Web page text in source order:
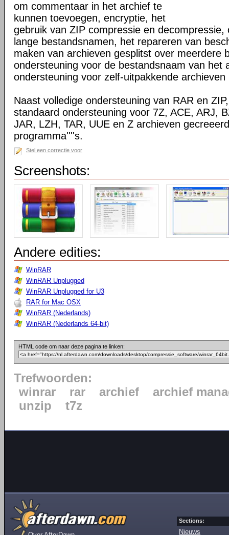
om commentaar in het archief te
kunnen toevoegen, encryptie, het
gebruik van ZIP compressie en decompressie,
lange bestandsnamen, het repareren van
maken van archieven gesplitst over meerdere
ondersteuning voor de bestandsnaam van het
ondersteuning voor zelf-uitpakkende archieven
Naast volledige ondersteuning van RAR en
standaard ondersteuning voor 7Z, ACE, ARJ,
JAR, LZH, TAR, UUE en Z archieven
programma''''s.
Stel een correctie voor
Screenshots:
Andere edities:
WinRAR
WinRAR Unplugged
WinRAR Unplugged for U3
RAR for Mac OSX
WinRAR (Nederlands)
WinRAR (Nederlands 64-bit)
HTML code om naar deze pagina te linken:
Trefwoorden:
winrar
rar archief
archief
unzip
t7z
Sections:
Nieuws